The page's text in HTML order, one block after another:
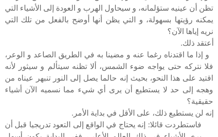
تظن أن عينيه ستؤلمانه، و سيحاول الهرب و العودة إلى الأشياء التي
يمكنه رؤيتها بسهولة، و التي يظن أنها أوضح بالفعل من تلك التي
نريه إياها الآن؟
أعتقد ذلك.
و إذا ما اقتدناه رغما عنه و مضينا به في الطريق الصاعد و الوعر،
فلا نتركه حتى يواجه ضوء الشمس، ألا تظنه سيتألم و سيثور لأنه
اقتيد على هذا النحو، بحيث إنه حالما يصل إلى النور تنبهر عيناه من
وهجه إلى حد لا يستطيع أن يرى أي شيء مما نسميه الآن أشياء
حقيقية؟
إنه لن يستطيع ذلك، على الأقل في بداية الأمر.
فاستطردت قائلا: إنه يحتاج في الواقع إلى التعود تدريجيا قبل أن